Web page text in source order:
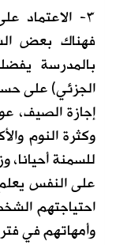
٣- الاعتماد
فهناك بعض
بالمدرسة
الجزئي) على
إجازة الصيف،
وكثرة النوم
للسمنة
على النفس
احتياجتهم
وأمهاتهم في